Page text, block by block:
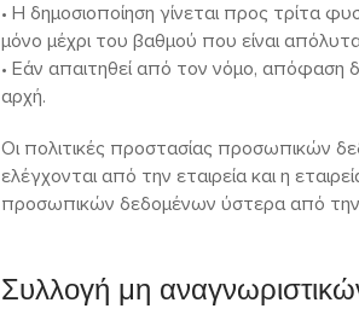
• Η δημοσιοποίηση γίνεται προς τρίτα
μόνο μέχρι του βαθμού που είναι
• Εάν απαιτηθεί από τον νόμο, απόφαση
αρχή.
Οι πολιτικές προστασίας προσωπικών
ελέγχονται από την εταιρεία και η
προσωπικών δεδομένων ύστερα από
Συλλογή μη